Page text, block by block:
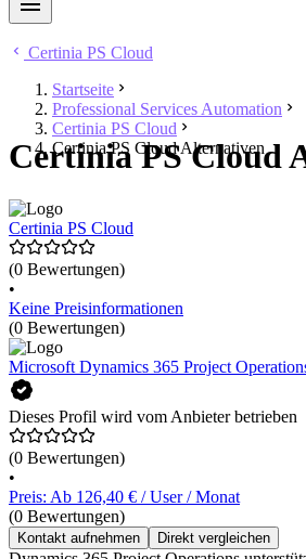
Certinia PS Cloud
Startseite
Professional Services Automation
Certinia PS Cloud
Certinia PS Cloud Alternativen
Certinia PS Cloud
Certinia PS Cloud
(0 Bewertungen)
•
Keine Preisinformationen
(0 Bewertungen)
Microsoft Dynamics 365 Project
Dieses Profil wird vom Anbieter betrieben
(0 Bewertungen)
•
Preis: Ab 126,40 € / User / Monat
(0 Bewertungen)
Kontakt aufnehmen Direkt vergleichen